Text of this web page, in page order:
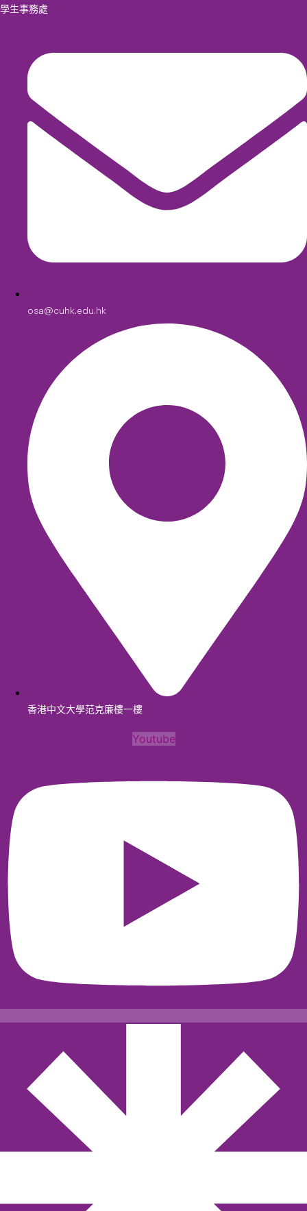
學生事務處
osa@cuhk.edu.hk
香港中文大學范克廉樓一樓
Youtube